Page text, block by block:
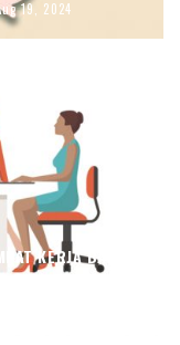
19, 2024
KERJA BARU